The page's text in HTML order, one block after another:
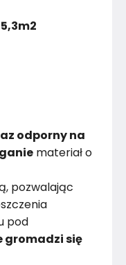
5,3m2
odporny na
materiał o
pozwalając
pod
gromadzi się